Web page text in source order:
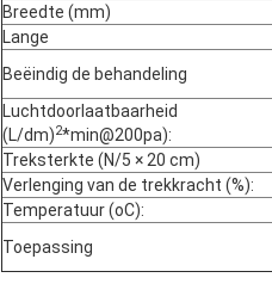
Breedte (mm)
Lange
Beëindig de behandeling
Luchtdoorlaatbaarheid
(L/dm)2*min@200pa):
Treksterkte (N/5 × 20 cm)
Verlenging van de trekkracht (%):
Temperatuur (oC):
Toepassing